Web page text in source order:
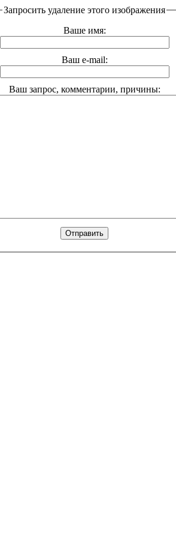
Запросить удаление этого изображения
Ваше имя:
Ваш e-mail:
Ваш запрос, комментарии, причины: